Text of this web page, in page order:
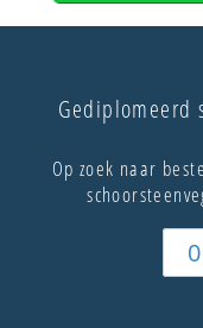
Gediplomeerd
Op zoek naar